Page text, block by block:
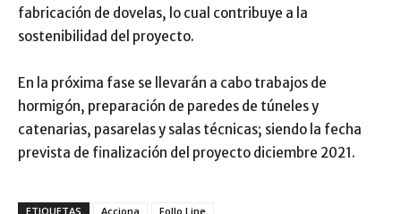
fabricación de dovelas, lo cual contribuye a la
sostenibilidad del proyecto.
En la próxima fase se llevarán a cabo trabajos de
hormigón, preparación de paredes de túneles y
catenarias, pasarelas y salas técnicas; siendo la fecha
prevista de finalización del proyecto diciembre 2021.
ETIQUETAS Acciona Follo Line